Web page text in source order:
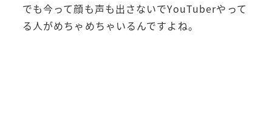
でも今って顔も声も出さないでYouTuberやって
る人がめちゃめちゃいるんですよね。